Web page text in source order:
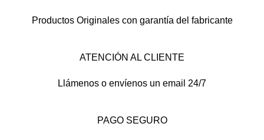
Productos Originales con garantía del fabricante
ATENCIÓN AL CLIENTE
Llámenos o envíenos un email 24/7
PAGO SEGURO